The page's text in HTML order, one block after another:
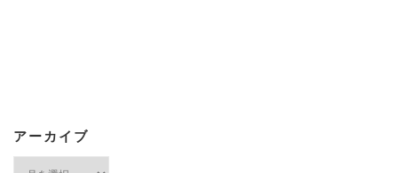
アーカイブ